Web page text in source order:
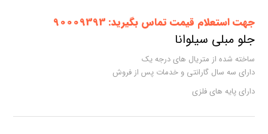
جهت استعلام قیمت تماس بگیرید: 90009393
جلو مبلی سیلوانا
ساخته شده از متریال های درجه یک
دارای سه سال گارانتی و خدمات پس از فروش
دارای پایه های فلزی